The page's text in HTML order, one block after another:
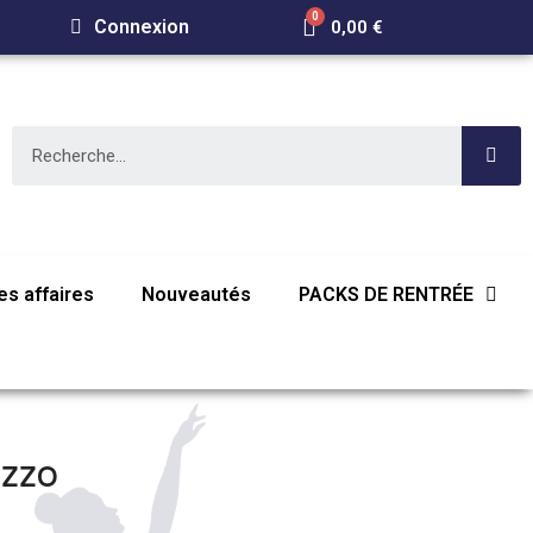
Connexion 0,00 €
affaires Nouveautés PACKS DE RENTRÉE